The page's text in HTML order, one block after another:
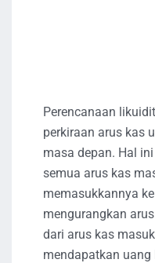
Perencanaan
perkiraan arus kas
masa depan. Hal
semua arus kas
memasukkannya
mengurangkan
dari arus kas
mendapatkan